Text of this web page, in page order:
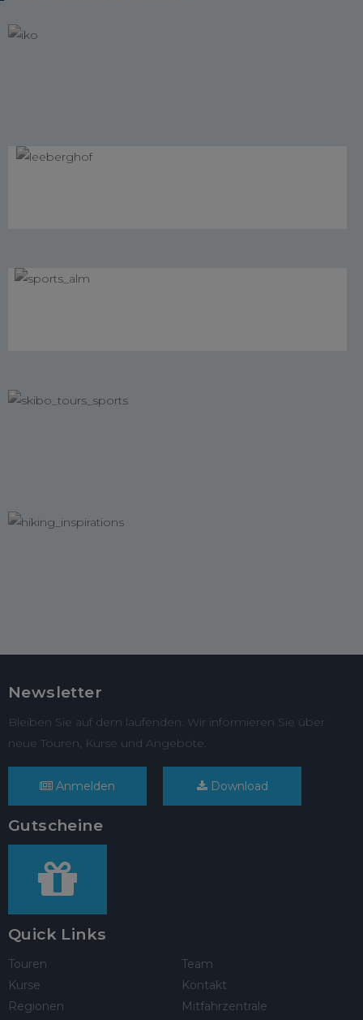
Newsletter
Bleiben Sie auf dem laufenden. Wir informieren Sie über
neue Touren, Kurse und Angebote.
Anmelden Download
Gutscheine
Quick Links
Touren
Kurse
Regionen
Team
Kontakt
Mitfahrzentrale